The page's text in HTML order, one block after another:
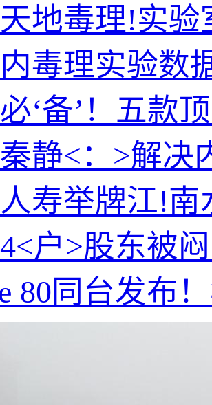
地毒理!实
毒理实验数
‘备’！五款
静<：>解决
寿举牌江!南
户>股东被
80同台发布